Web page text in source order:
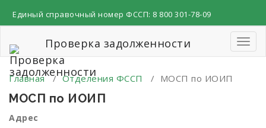
содержимому
Единый справочный номер ФССП: 8 800 301-78-09
Проверка задолженности
Главная/Отделения ФССП / МОСП по ИОИП
МОСП по ИОИП
Адрес